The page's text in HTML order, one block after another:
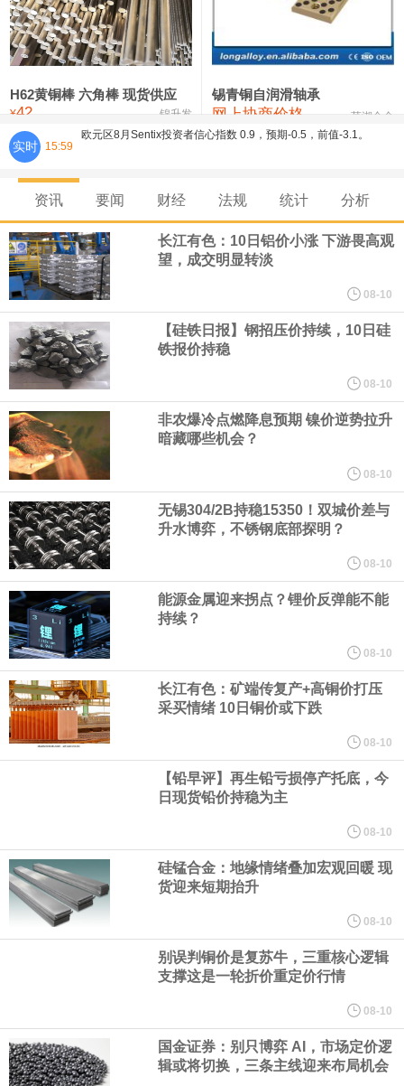
铸造铝合金锭(ZL102) 24,300—24,500 24,400
压铸锌合金锭 26,100—26,300
氯化镍 38,300—40,300 39,300 0
H62黄铜棒 六角棒 现货供应
¥42 锦升发
锡青铜自润滑轴承
网上协商价格 芜湖合金
实时 15:59
欧元区8月Sentix投资者信心指数 0.9，预期-0.5，前值-3.1。
年2月6日以来的3年多新高。工银亚洲在展望下半年人民币走势时认
为，人民币汇率大概率延续波动、缓步走升态势，主要影响因素包
括：一是下半年预计出口延续韧性增长，关注地缘风险及关税政策
对出口产品和地区结构、量价关系分化等影响；二是国际资金增配
人民币资产，资金净流入支持人民币中枢走强；三是美元对人民币
中间价相机调整。
《天津市智能机器人产业创新发展行动方案（2026—2028年）印发
2028年全市智能机器人产业核心产值突破200亿元
国家发展改革委、国家能源局印发《煤炭工业发展“十五五”规划》。
其中指出，统筹资源开发条件、市场需求、运输通道、环境约束等
因素，有序推进煤炭资源开发。西部资源富集地区强化开发整体规
划，完善上下游开发利用体系，提升跨区域协同保障能力。持续推
进山西、蒙西、蒙东、陕北、新疆煤炭供应保障基地建设，高标准
规划建设一批大型现代化煤矿，提升规模化集约化开发水平，2030
年，五大煤炭供应保障基地产量占全国比重超80%。东中部地区统
筹本地区用能需求，合理控制开发节奏，根据资源条件加强评估论
国家发展改革委、国家能源局印发《煤炭工业发展“十五五”规划》。
其中提到，提高资源开发准入标准。坚持先立后破，统筹煤矿关闭
退出与区域供应保障，按照市场化法治化原则，推动落后产能煤矿
资讯 要闻 财经 法规 统计 分析
长江有色：10日铝价小涨 下游畏高观
望，成交明显转淡
08-10
【硅铁日报】钢招压价持续，10日硅
铁报价持稳
08-10
非农爆冷点燃降息预期 镍价逆势拉升
暗藏哪些机会？
08-10
无锡304/2B持稳15350！双城价差与
升水博弈，不锈钢底部探明？
08-10
能源金属迎来拐点？锂价反弹能不能
持续？
08-10
长江有色：矿端传复产+高铜价打压
采买情绪 10日铜价或下跌
08-10
【铅早评】再生铅亏损停产托底，今
日现货铅价持稳为主
08-10
硅锰合金：地缘情绪叠加宏观回暖 现
货迎来短期抬升
08-10
别误判铜价是复苏牛，三重核心逻辑
支撑这是一轮折价重定价行情
08-10
国金证券：别只博弈 AI，市场定价逻
辑或将切换，三条主线迎来布局机会